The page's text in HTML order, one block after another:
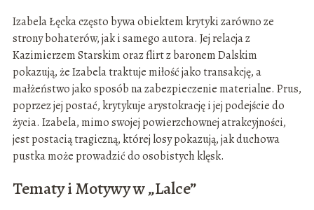
Izabela Łęcka często bywa obiektem krytyki zarówno ze
strony bohaterów, jak i samego autora. Jej relacja z
Kazimierzem Starskim oraz flirt z baronem Dalskim
pokazują, że Izabela traktuje miłość jako transakcję, a
małżeństwo jako sposób na zabezpieczenie materialne. Prus,
poprzez jej postać, krytykuje arystokrację i jej podejście do
życia. Izabela, mimo swojej powierzchownej atrakcyjności,
jest postacią tragiczną, której losy pokazują, jak duchowa
pustka może prowadzić do osobistych klęsk.
Tematy i Motywy w „Lalce”